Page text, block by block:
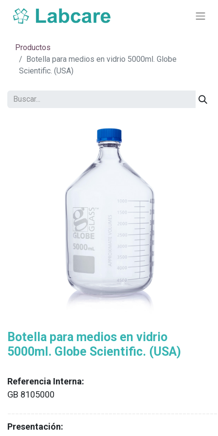
Productos
Botella para medios en vidrio 5000ml. Globe
Scientific. (USA)
Botella para medios en vidrio
5000ml. Globe Scientific. (USA)
Referencia Interna:
GB 8105000
Presentación: